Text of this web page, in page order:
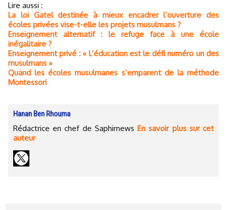
Lire aussi :
La loi Gatel destinée à mieux encadrer l’ouverture des
écoles privées vise-t-elle les projets musulmans ?
Enseignement alternatif : le refuge face à une école
inégalitaire ?
Enseignement privé : « L’éducation est le défi numéro un des
musulmans »
Quand les écoles musulmanes s’emparent de la méthode
Montessori
Hanan Ben Rhouma
Rédactrice en chef de SaphirnewsEn savoir plus sur cet
auteur